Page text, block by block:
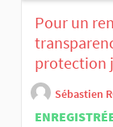
Pour un
protection
Sébastien